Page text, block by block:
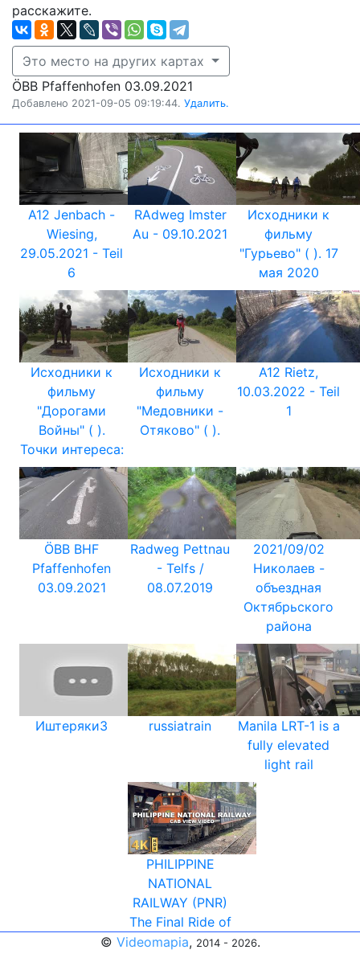
расскажите.
Это место на других картах
ÖBB Pfaffenhofen 03.09.2021
Добавлено 2021-09-05 09:19:44. Удалить.
A12 Jenbach -
Wiesing,
29.05.2021 - Teil
6
RAdweg Imster
Au - 09.10.2021
Исходники к
фильму
"Гурьево" ( ). 17
мая 2020
Исходники к
фильму
"Дорогами
Войны" ( ).
Точки интереса:
Исходники к
фильму
"Медовники -
Отяково" ( ).
A12 Rietz,
10.03.2022 - Teil
1
ÖBB BHF
Pfaffenhofen
03.09.2021
Radweg Pettnau
- Telfs /
08.07.2019
2021/09/02
Николаев -
объездная
Октябрьского
района
Иштеряки3 russiatrain
Manila LRT-1 is a
fully elevated
light rail
PHILIPPINE
NATIONAL
RAILWAY (PNR)
The Final Ride of
© Videomapia, 2014 - 2026.